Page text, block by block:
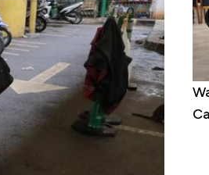
Warga AS Muak ke
Calon Independen Panen